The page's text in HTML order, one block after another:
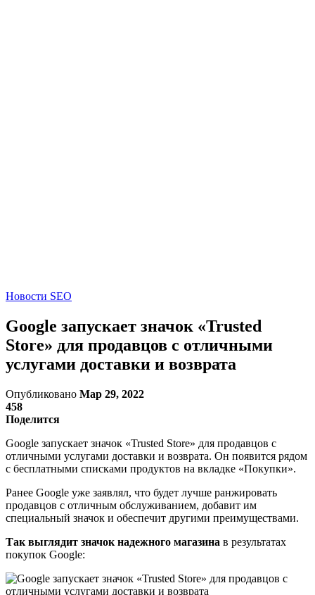
Новости SEO
Google запускает значок «Trusted
Store» для продавцов с отличными
услугами доставки и возврата
Опубликовано Мар 29, 2022
458
Поделится
Google запускает значок «Trusted Store» для продавцов с
отличными услугами доставки и возврата. Он появится рядом
с бесплатными списками продуктов на вкладке «Покупки».
Ранее Google уже заявлял, что будет лучше ранжировать
продавцов с отличным обслуживанием, добавит им
специальный значок и обеспечит другими преимуществами.
Так выглядит значок надежного магазина в результатах
покупок Google: